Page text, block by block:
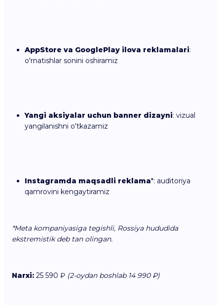
AppStore va GooglePlay ilova reklamalari:
o'rnatishlar sonini oshiramiz
Yangi aksiyalar uchun banner dizayni: vizual
yangilanishni o'tkazamiz
Instagramda maqsadli reklama*: auditoriya
qamrovini kengaytiramiz
*Meta kompaniyasiga tegishli, Rossiya hududida
ekstremistik deb tan olingan.
Narxi: 25 590 ₽ (2-oydan boshlab 14 990 ₽)